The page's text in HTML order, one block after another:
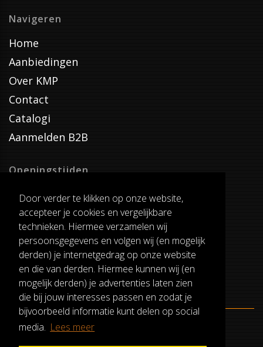
Door verder te klikken op onze website,
accepteer je cookies en vergelijkbare
technieken. Hiermee verzamelen wij
persoonsgegevens en volgen wij (en mogelijk
derden) je internetgedrag op onze website
en die van derden. Hiermee kunnen wij (en
mogelijk derden) je advertenties laten zien
die bij jouw interesses passen en zodat je
bijvoorbeeld informatie kunt delen op social
media. Lees meer
Navigeren
Home
Aanbiedingen
Over KMP
Contact
Catalogi
Aanmelden B2B
Openingstijden
Dinsdag T/M Zaterdag
van 8:00-17:00
Verzenddagen
Dinsdag T/M Vrijdag
Pauze
12:30-13:00